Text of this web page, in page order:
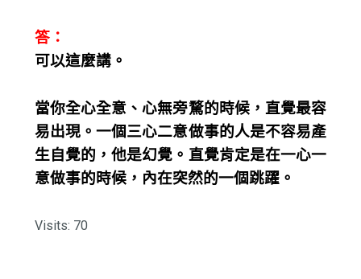
答：
可以這麼講。
當你全心全意、心無旁騖的時候，直覺最容
易出現。一個三心二意做事的人是不容易產
生自覺的，他是幻覺。直覺肯定是在一心一
意做事的時候，內在突然的一個跳躍。
Visits: 70